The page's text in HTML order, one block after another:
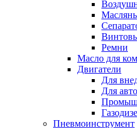
Ремни
Масло для
Двигатели
Для
Для
Пневмоинструмент